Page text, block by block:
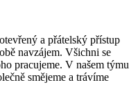
a přátelský přístup
navzájem. Všichni se
pracujeme. V našem týmu
smějeme a trávíme